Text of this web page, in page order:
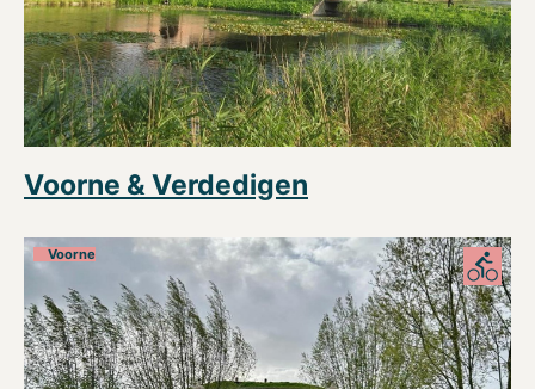
Voorne & Verdedigen
Voorne